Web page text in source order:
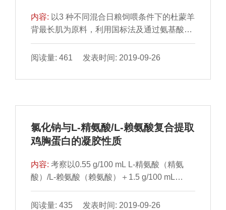
内容: 以3 种不同混合日粮饲喂条件下的杜蒙羊
背最长肌为原料，利用国标法及通过氨基酸自
动分析仪与气相 色谱测定背最长肌中的水分、
灰分、蛋白质、脂肪、游离氨基酸与脂肪酸含
式（全混合日粮、精料＋葵花皮、精料＋草颗
混合日粮组 杜蒙羊的屠宰率、熟肉率显著高于
0.05）；全混合日粮组杜蒙羊肉的剪切 力显著
低于精料＋草颗粒组（P＜0.05），但与精料
粮对杜蒙羊肉的
阅读量: 461 发表时间: 2019-09-26
氯化钠与L-精氨酸/L-赖氨酸复合提取
鸡胸蛋白的凝胶性质
内容:考察以0.55 g/100 mL L-精氨酸（精氨
酸）/L-赖氨酸（赖氨酸）＋1.5 g/100 mL
NaCl溶液为提取剂提取的 鸡胸肉蛋白的凝胶
特性。差示扫描量热法和动态流变结果表明：
阅读量: 435 发表时间: 2019-09-26